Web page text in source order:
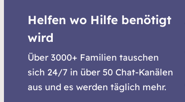
Helfen wo Hilfe benötigt
wird
Über 3000+ Familien tauschen
sich 24/7 in über 50 Chat-Kanälen
aus und es werden täglich mehr.